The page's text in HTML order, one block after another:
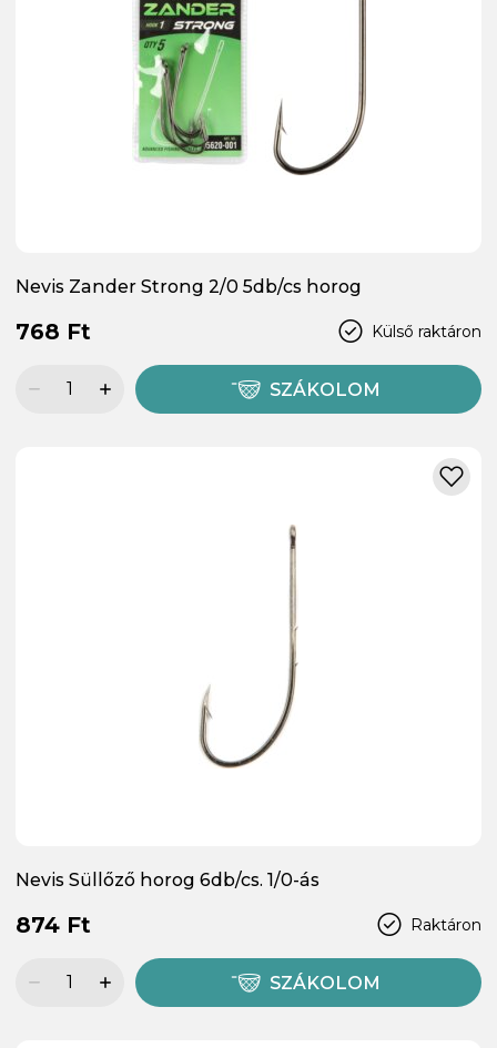
Nevis Zander Strong 2/0 5db/cs horog
Külső raktáron
768 Ft
SZÁKOLOM
Nevis Süllőző horog 6db/cs. 1/0-ás
Raktáron
874 Ft
SZÁKOLOM